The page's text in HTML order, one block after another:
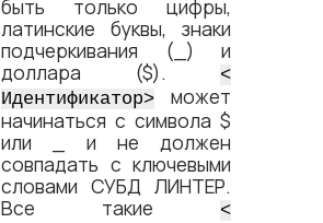
быть только цифры,
латинские буквы, знаки
подчеркивания (_) и
доллара ($).
<​
Идентификатор​>
может
начинаться с символа $
или _ и не должен
совпадать с ключевыми
словами СУБД ЛИНТЕР.
Все такие
<​